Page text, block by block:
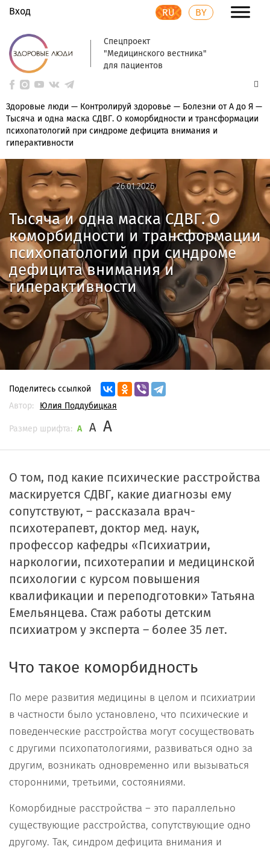
Вход RU BY
Спецпроект
"Медицинского вестника"
для пациентов
Здоровые люди — Контролируй здоровье — Болезни от А до Я —
Тысяча и одна маска СДВГ. О коморбидности и трансформации
психопатологий при синдроме дефицита внимания и
гиперактивности
26.01.2026
26.01.2026
Тысяча и одна маска СДВГ. О
коморбидности и трансформации
психопатологий при синдроме
дефицита внимания и
гиперактивности
Поделитесь ссылкой
Автор:
Юлия Поддубицкая
Размер шрифта: A A A
О том, под какие психические расстройства
маскируется СДВГ, какие диагнозы ему
сопутствуют, – рассказала врач-
психотерапевт, доктор мед. наук,
профессор кафедры «Психиатрии,
наркологии, психотерапии и медицинской
психологии с курсом повышения
квалификации и переподготовки» Татьяна
Емельянцева. Стаж работы детским
психиатром у эксперта – более 35 лет.
Что такое коморбидность
По мере развития медицины в целом и психиатрии
в частности было установлено, что психические и
поведенческие расстройства могут сосуществовать
с другими психопатологиями, развиваться одно за
другим, возникать одновременно или вызываться
сторонними, третьими, состояниями.
Коморбидные расстройства – это параллельно
существующие расстройства, сопутствующие одно
другому. Так, синдром дефицита внимания и